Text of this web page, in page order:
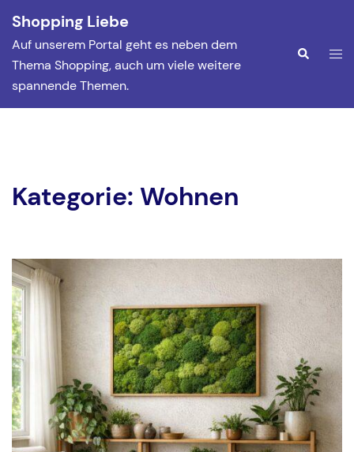
Inhalt
springen
Shopping Liebe
Auf unserem Portal geht es neben dem
Thema Shopping, auch um viele weitere
spannende Themen.
Suche
Kategorie: Wohnen